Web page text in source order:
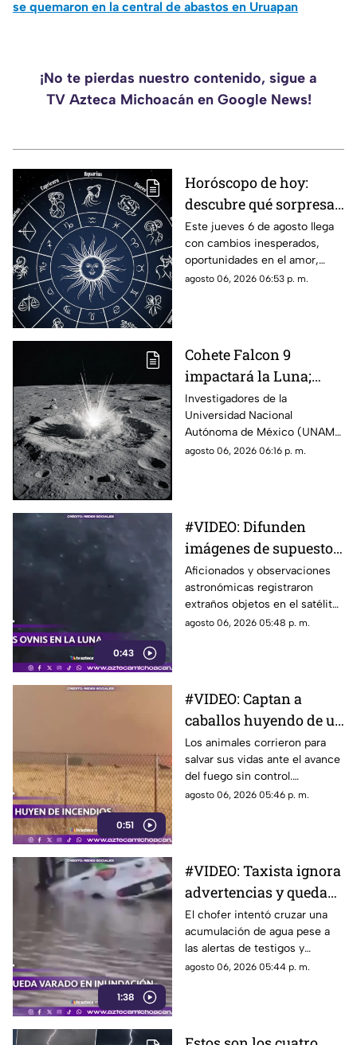
se quemaron en la central de abastos en Uruapan
¡No te pierdas nuestro contenido, sigue a
TV Azteca Michoacán en Google News!
Horóscopo de hoy:
descubre qué sorpresa
le espera a tu signo este
jueves 6 de agosto
Este jueves 6 de agosto llega
con cambios inesperados,
oportunidades en el amor,
avances laborales y decisiones
aprovechar la energía de la
jornada.
agosto 06, 2026 06:53 p. m.
Cohete Falcon 9
impactará la Luna;
UNAM descarta riesgos
para la Tierra
Investigadores de la
Universidad Nacional
Autónoma de México (UNAM)
informaron que la etapa
no representa ningún riesgo
para la población ni para el
planeta.
agosto 06, 2026 06:16 p. m.
0:43
#VIDEO: Difunden
imágenes de supuestos
OVNIs cerca de la Luna.
Aficionados y observaciones
astronómicas registraron
extraños objetos en el satélite
natural. Las imágenes causan
agosto 06, 2026 05:48 p. m.
0:51
#VIDEO: Captan a
caballos huyendo de un
voraz incendio forestal.
Los animales corrieron para
salvar sus vidas ante el avance
del fuego sin control.
Bomberos combaten las
agosto 06, 2026 05:46 p. m.
1:38
#VIDEO: Taxista ignora
advertencias y queda
atrapado en
inundación.
El chofer intentó cruzar una
acumulación de agua pese a
las alertas de testigos y
terminó empujando la unidad.
agosto 06, 2026 05:44 p. m.